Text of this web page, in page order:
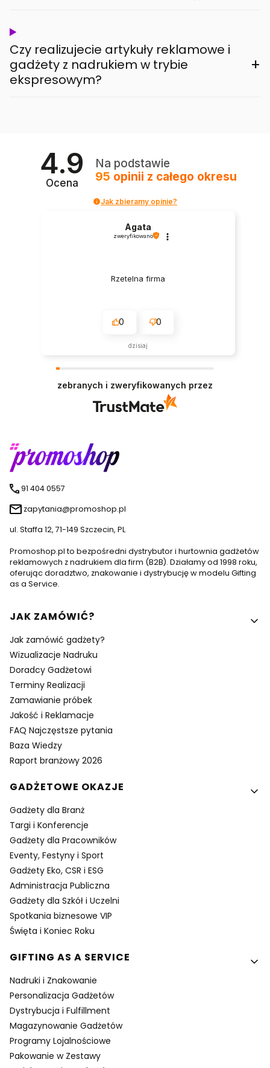
Czy realizujecie artykuły reklamowe i
gadżety z nadrukiem w trybie
ekspresowym?
+
4.9
Ocena
Na podstawie
95 opinii z całego okresu
Jak zbieramy opinie?
Agata
zweryfikowano
Rzetelna firma
0 0
dzisiaj
zebranych i zweryfikowanych przez
91 404 0557
zapytania@promoshop.pl
ul. Staffa 12, 71-149 Szczecin, PL
Promoshop.pl to bezpośredni dystrybutor i hurtownia gadżetów
reklamowych z nadrukiem dla firm (B2B). Działamy od 1998 roku,
oferując doradztwo, znakowanie i dystrybucję w modelu Gifting
as a Service.
Linki w stopce
JAK ZAMÓWIĆ?
Jak zamówić gadżety?
Wizualizacje Nadruku
Doradcy Gadżetowi
Terminy Realizacji
Zamawianie próbek
Jakość i Reklamacje
FAQ Najczęstsze pytania
Baza Wiedzy
Raport branżowy 2026
GADŻETOWE OKAZJE
Gadżety dla Branż
Targi i Konferencje
Gadżety dla Pracowników
Eventy, Festyny i Sport
Gadżety Eko, CSR i ESG
Administracja Publiczna
Gadżety dla Szkół i Uczelni
Spotkania biznesowe VIP
Święta i Koniec Roku
GIFTING AS A SERVICE
Nadruki i Znakowanie
Personalizacja Gadżetów
Dystrybucja i Fulfillment
Magazynowanie Gadżetów
Programy Lojalnościowe
Pakowanie w Zestawy